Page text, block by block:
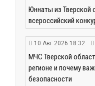
Юннаты из Тверской
всероссийский
10 Авг 2026 18:32
МЧС Тверской
регионе и почему
безопасности